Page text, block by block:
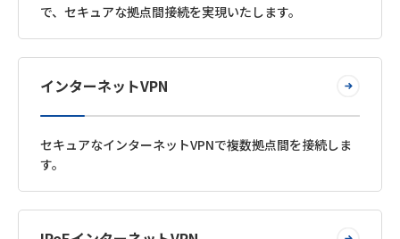
で、セキュアな拠点間接続を実現いたします。
インターネットVPN
セキュアなインターネットVPNで複数拠点間を接続しま
す。